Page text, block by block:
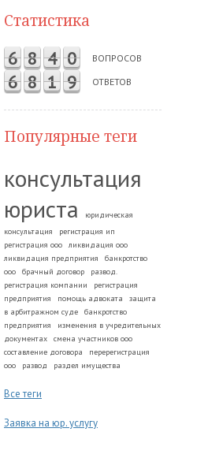
Статистика
6 8 4 0 ВОПРОСОВ
6 8 1 9 ОТВЕТОВ
Популярные теги
консультация
юриста
юридическая
консультация
регистрация ип
регистрация ооо
ликвидация ооо
ликвидация предприятия
банкротство
ооо
брачный договор
развод.
регистрация компании
регистрация
предприятия
помощь адвоката
защита
в арбитражном суде
банкротство
предприятия
изменения в учредительных
документах
смена участников ооо
составление договора
перерегистрация
ооо
развод раздел имущества
Все теги
Заявка на юр. услугу